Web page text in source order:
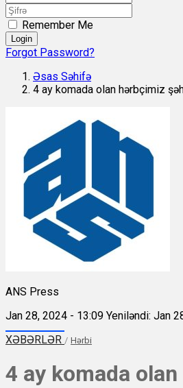
Remember Me
Login
Forgot Password?
Əsas Səhifə
4 ay komada olan hərbçimiz
ANS Press
Jan 28, 2024 - 13:09 Yeniləndi: Jan
XƏBƏRLƏR / Hərbi
4 ay komada